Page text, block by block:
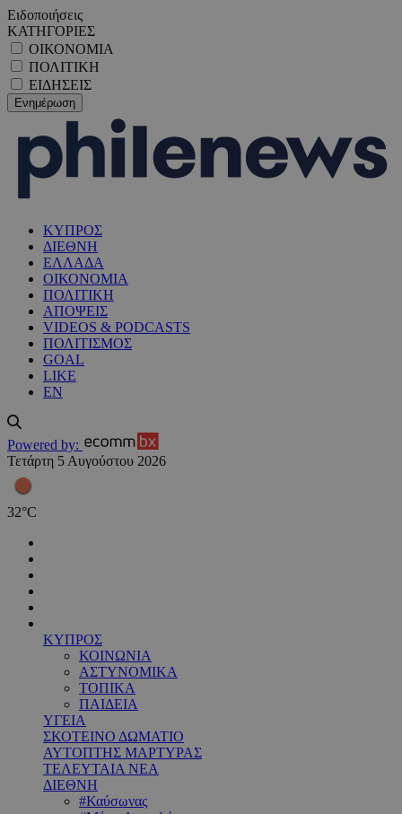
Ειδοποιήσεις
ΚΑΤΗΓΟΡΙΕΣ
ΟΙΚΟΝΟΜΙΑ
ΠΟΛΙΤΙΚΗ
ΕΙΔΗΣΕΙΣ
ΚΥΠΡΟΣ
ΔΙΕΘΝΗ
ΕΛΛΑΔΑ
ΟΙΚΟΝΟΜΙΑ
ΠΟΛΙΤΙΚΗ
ΑΠΟΨΕΙΣ
VIDEOS & PODCASTS
ΠΟΛΙΤΙΣΜΟΣ
GOAL
LIKE
EN
Powered by:
Τετάρτη 5 Αυγούστου 2026
32°C
ΚΥΠΡΟΣ
ΚΟΙΝΩΝΙΑ
ΑΣΤΥΝΟΜΙΚΑ
ΤΟΠΙΚΑ
ΠΑΙΔΕΙΑ
ΥΓΕΙΑ
ΣΚΟΤΕΙΝΟ ΔΩΜΑΤΙΟ
ΑΥΤΟΠΤΗΣ ΜΑΡΤΥΡΑΣ
ΤΕΛΕΥΤΑΙΑ ΝΕΑ
ΔΙΕΘΝΗ
#Καύσωνας